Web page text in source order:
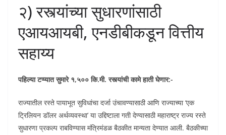
२) रस्त्यांच्या सुधारणांसाठी
एआयआयबी, एनडीबीकडून वित्तीय
सहाय्य
पहिल्या टप्प्यात सुमारे १,५०० कि.मी. रस्त्यांची कामे हाती घेणार:-
राज्यातील रस्ते पायाभूत सुविधांचा दर्जा उंचावण्यासाठी आणि राज्याच्या ‘एक
ट्रिलियन डॉलर अर्थव्यवस्था’ या उद्दिष्टाला गती देण्यासाठी महाराष्ट्र राज्य रस्ते
सुधारणा प्रकल्प राबविण्यास मंत्रिमंडळ बैठकीत मान्यता देण्यात आली. बैठकीच्या